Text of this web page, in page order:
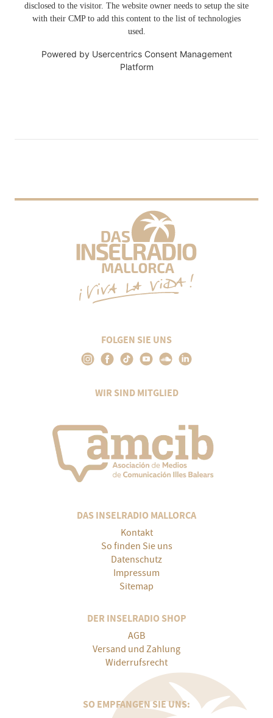
disclosed to the visitor. The website owner needs to setup the site
with their CMP to add this content to the list of technologies
used.
Powered by Usercentrics Consent Management
Platform
FOLGEN SIE UNS
WIR SIND MITGLIED
DAS INSELRADIO MALLORCA
Kontakt
So finden Sie uns
Datenschutz
Impressum
Sitemap
DER INSELRADIO SHOP
AGB
Versand und Zahlung
Widerrufsrecht
SO EMPFANGEN SIE UNS: